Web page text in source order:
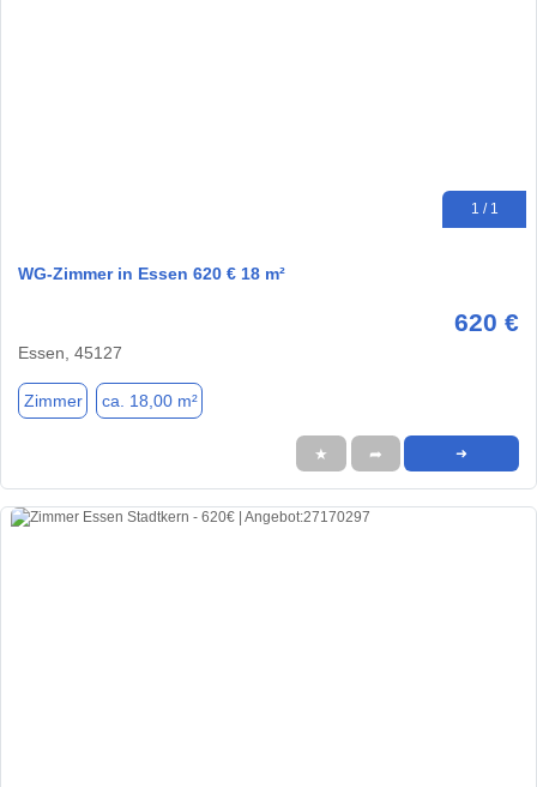
1 / 1
WG-Zimmer in Essen 620 € 18 m²
620 €
Essen, 45127
Zimmer ca. 18,00 m²
★ ➦ ➜